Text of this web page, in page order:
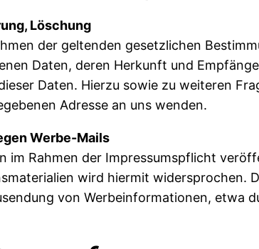
Löschung
der geltenden gesetzlichen
Daten, deren Herkunft und
Daten. Hierzu sowie zu weiteren
Adresse an uns wenden.
Werbe-Mails
im Rahmen der Impressumspflicht
wird hiermit widersprochen.
von Werbeinformationen, etwa